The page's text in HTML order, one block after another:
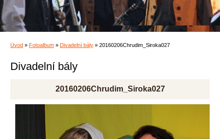
Úvod » Fotoalbum » Divadelní bály » 20160206Chrudim_Siroka027
Divadelní bály
20160206Chrudim_Siroka027